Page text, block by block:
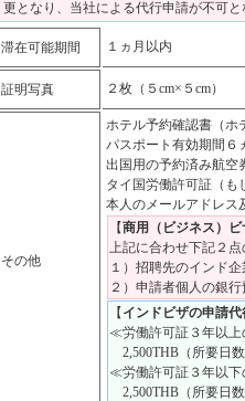
更となり、当社による代行申請が不可
滞在可能期間 １ヵ月以内
証明写真 ２枚（５cm×５cm）
その他
ホテル予約確認書（ホ
パスポート有効期間６
出国用の予約済み航空
タイ国労働許可証（も
本人のメールアドレス
【商用（ビジネス）
上記に合わせ下記２
１）招聘先のインド
２）申請者個人の銀
【 インドビザの申請代
≪労働許可証３年以
2,500THB（所要日
≪労働許可証３年以
2,500THB（所要日